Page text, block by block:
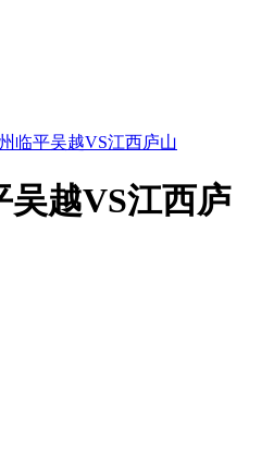
临平吴越VS江西庐山
吴越VS江西庐